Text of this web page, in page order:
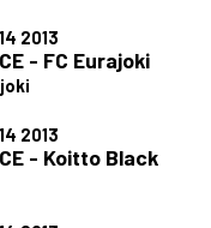
2013
- FC Eurajoki
2013
- Koitto Black